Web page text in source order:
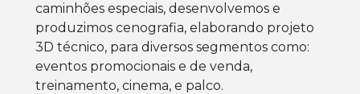
caminhões especiais, desenvolvemos e
produzimos cenografia, elaborando projeto
3D técnico, para diversos segmentos como:
eventos promocionais e de venda,
treinamento, cinema, e palco.